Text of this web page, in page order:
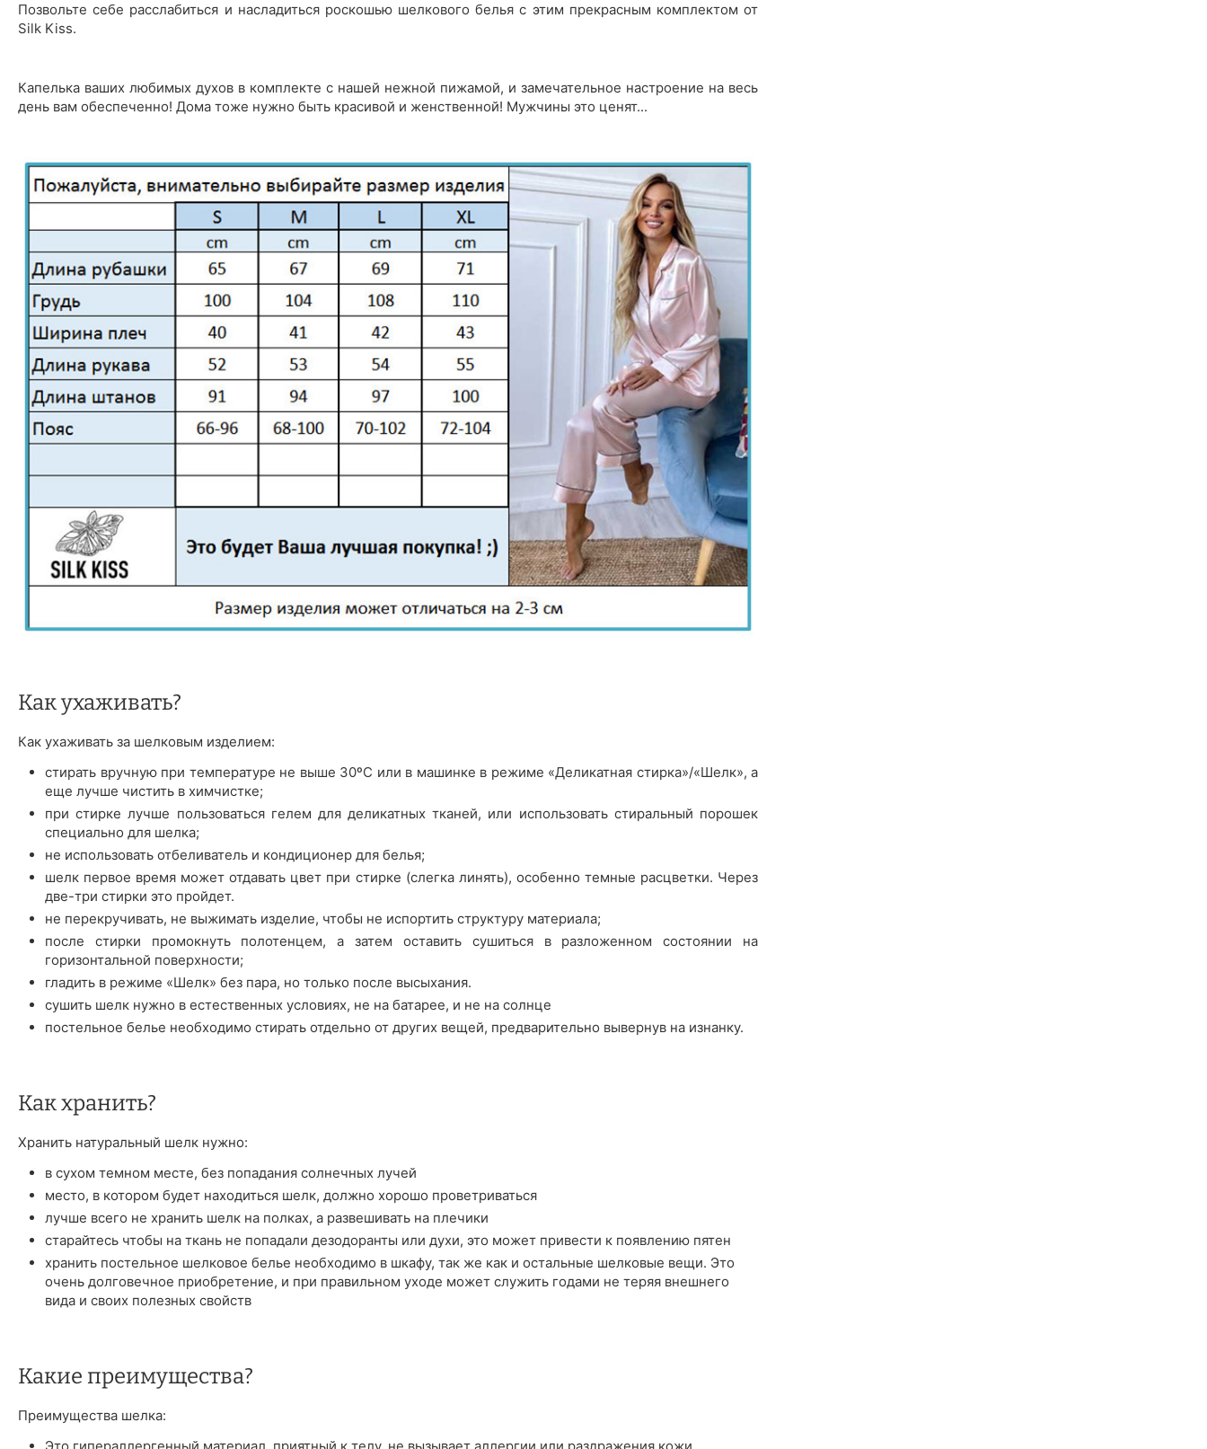
Позвольте себе расслабиться и насладиться роскошью шелкового белья с этим прекрасным комплектом от
Silk Kiss.
Капелька ваших любимых духов в комплекте с нашей нежной пижамой, и замечательное настроение на весь
день вам обеспеченно! Дома тоже нужно быть красивой и женственной! Мужчины это ценят...
Как ухаживать?
Как ухаживать за шелковым изделием:
стирать вручную при температуре не выше 30ºС или в машинке в режиме «Деликатная стирка»/«Шелк», а
еще лучше чистить в химчистке;
при стирке лучше пользоваться гелем для деликатных тканей, или использовать стиральный порошек
специально для шелка;
не использовать отбеливатель и кондиционер для белья;
шелк первое время может отдавать цвет при стирке (слегка линять), особенно темные расцветки. Через
две-три стирки это пройдет.
не перекручивать, не выжимать изделие, чтобы не испортить структуру материала;
после стирки промокнуть полотенцем, а затем оставить сушиться в разложенном состоянии на
горизонтальной поверхности;
гладить в режиме «Шелк» без пара, но только после высыхания.
сушить шелк нужно в естественных условиях, не на батарее, и не на солнце
постельное белье необходимо стирать отдельно от других вещей, предварительно вывернув на изнанку.
Как хранить?
Хранить натуральный шелк нужно:
в сухом темном месте, без попадания солнечных лучей
место, в котором будет находиться шелк, должно хорошо проветриваться
лучше всего не хранить шелк на полках, а развешивать на плечики
старайтесь чтобы на ткань не попадали дезодоранты или духи, это может привести к появлению пятен
хранить постельное шелковое белье необходимо в шкафу, так же как и остальные шелковые вещи. Это
очень долговечное приобретение, и при правильном уходе может служить годами не теряя внешнего
вида и своих полезных свойств
Какие преимущества?
Преимущества шелка:
Это гипераллергенный материал, приятный к телу, не вызывает аллергии или раздражения кожи